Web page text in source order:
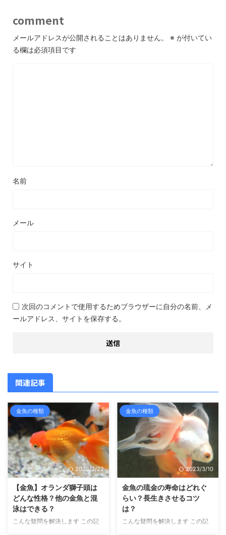
comment
メールアドレスが公開されることはありません。 ※ が付いてい
る欄は必須項目です
名前
メール
サイト
次回のコメントで使用するためブラウザーに自分の名前、メ
ールアドレス、サイトを保存する。
関連記事
金魚の種類
2023/2/22
【金魚】オランダ獅子頭は
どんな性格？他の金魚と混
泳はできる？
こんな疑問を解決します この記
金魚の種類
2023/3/10
金魚の琉金の寿命はどれぐ
らい？長生きさせるコツ
は？
こんな疑問を解決します この記